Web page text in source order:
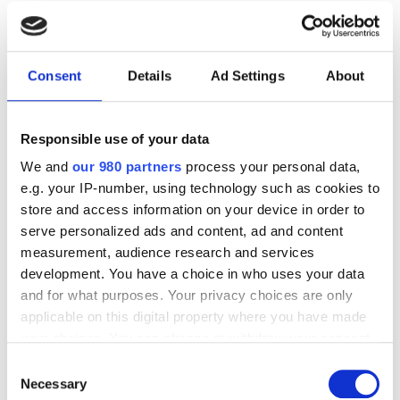
Consent Details Ad Settings About
Responsible use of your data
We and our 980 partners process your personal data,
e.g. your IP-number, using technology such as cookies to
store and access information on your device in order to
serve personalized ads and content, ad and content
measurement, audience research and services
development. You have a choice in who uses your data
and for what purposes. Your privacy choices are only
applicable on this digital property where you have made
the Privacy trigger icon.
Selection
Necessary
Vi producerer på vedvarende energi, så der med god
samvittighed kan bygges huse, der kan holde i mange
år.